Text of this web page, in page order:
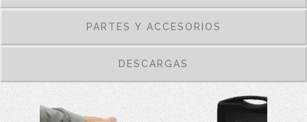
PARTES Y ACCESORIOS
DESCARGAS